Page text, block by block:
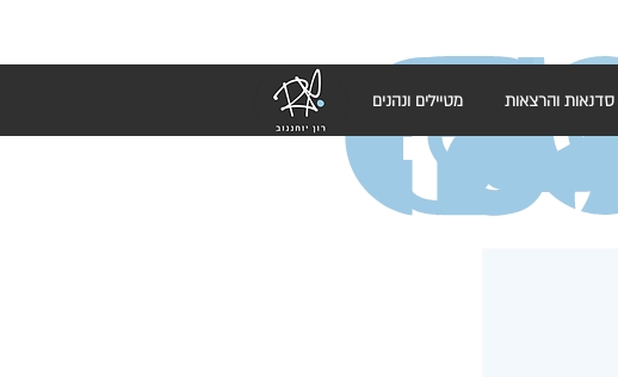
סדנאות והרצאות מטיילים ונהנים